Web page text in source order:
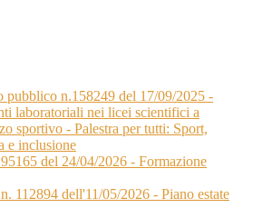
pubblico n.158249 del 17/09/2025 -
laboratoriali nei licei scientifici a
sportivo - Palestra per tutti: Sport,
e inclusione
del 24/04/2026 - Formazione
112894 dell'11/05/2026 - Piano estate